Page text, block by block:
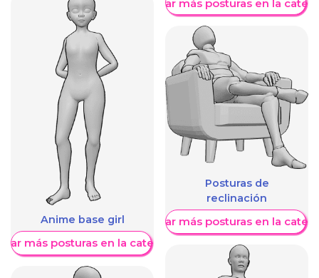
Anime base girl
más posturas en la categoría
Mostrar más posturas en la
Posturas de
reclinación
Mostrar más posturas en la